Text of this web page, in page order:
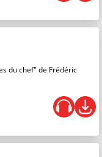
du chef" de Frédéric